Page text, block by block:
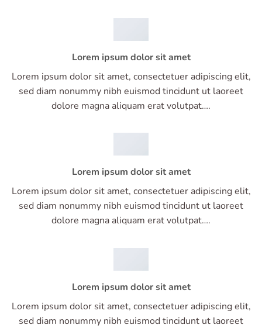
Lorem ipsum dolor sit amet
Lorem ipsum dolor sit amet, consectetuer adipiscing elit,
sed diam nonummy nibh euismod tincidunt ut laoreet
dolore magna aliquam erat volutpat….
Lorem ipsum dolor sit amet
Lorem ipsum dolor sit amet, consectetuer adipiscing elit,
sed diam nonummy nibh euismod tincidunt ut laoreet
dolore magna aliquam erat volutpat….
Lorem ipsum dolor sit amet
Lorem ipsum dolor sit amet, consectetuer adipiscing elit,
sed diam nonummy nibh euismod tincidunt ut laoreet